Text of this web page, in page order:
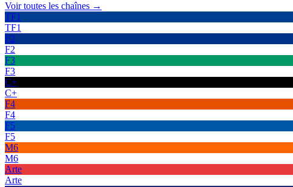
Voir toutes les chaînes →
TF1
TF1
F2
F2
F3
F3
C+
C+
F4
F4
F5
F5
M6
M6
Arte
Arte